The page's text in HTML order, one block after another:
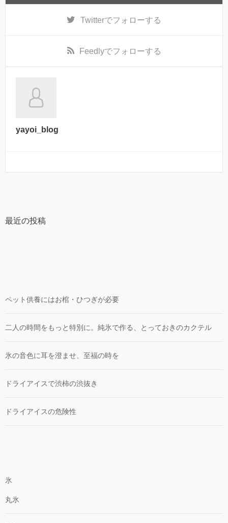
Twitterでフォローする
Feedlyでフォローする
yayoi_blog
最近の投稿
ペット供養にはお棺・ひつぎが必要
二人の時間をもっと特別に。純氷で作る、とっておきのカクテル
氷の音色に耳を澄ませ、至福の時を
ドライアイスで渋柿の渋抜き
ドライアイスの危険性
氷
丸氷